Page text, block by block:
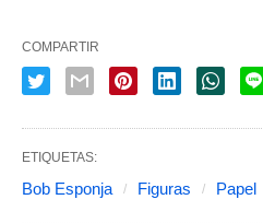
COMPARTIR
ETIQUETAS:
Bob Esponja Figuras Papel